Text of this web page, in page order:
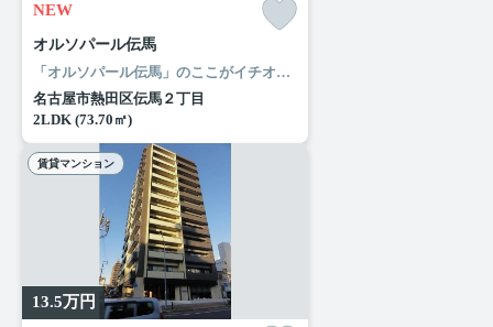
NEW
オルソパール伝馬
「オルソパール伝馬」のここがイチオシ。「オルソパール伝馬」のここがイチオシ。化粧品やスタイリング剤などをまとめて出して、サッと身支度を整えられる独立洗面台があります。留守中に注文した商品が届くので、配送時間を気にせず注文ができる宅配ボックスがあります。名古屋市熱田区で暮らすなら名古屋市営名城線熱田神宮伝馬町近くはいかかがでしょうか。ルームエージェント（リアルマークス）までご連絡ください。
名古屋市熱田区伝馬２丁目
2LDK (73.70㎡)
賃貸マンション
13.5万円